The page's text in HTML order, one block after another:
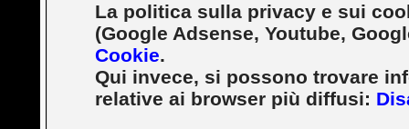
La politica sulla privacy e sui
(Google Adsense, Youtube,
Cookie.
Qui invece, si possono trovare
relative ai browser più diffusi: